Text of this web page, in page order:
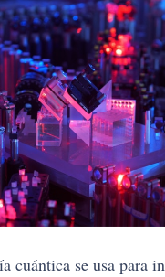
cuántica se usa para